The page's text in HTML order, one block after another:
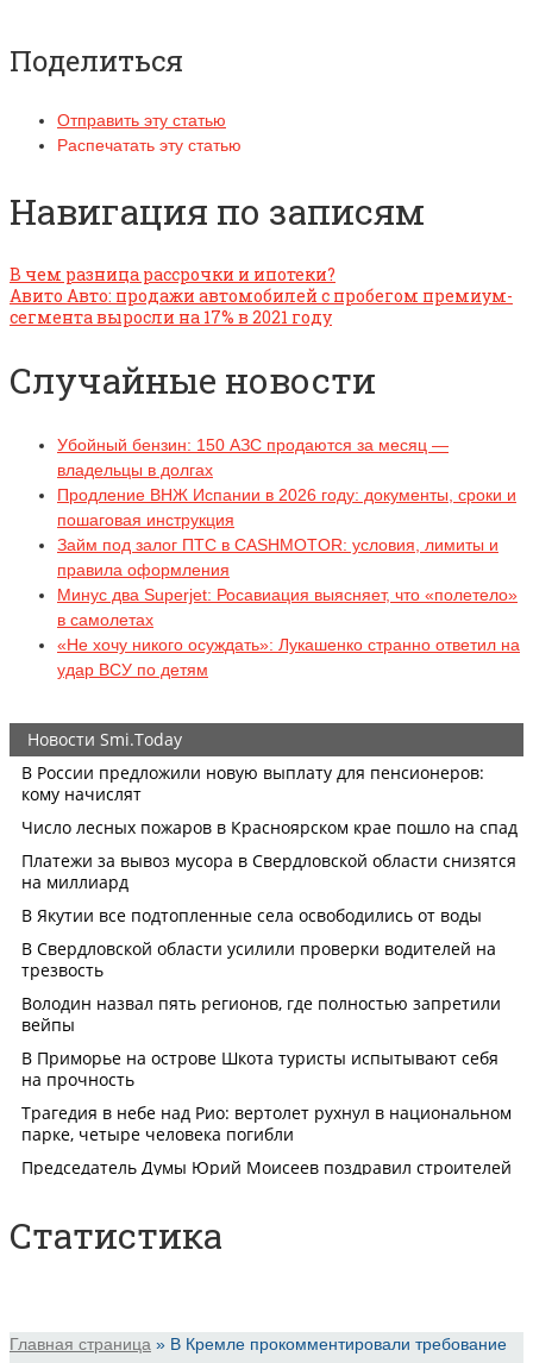
Поделиться
Отправить эту статью
Распечатать эту статью
Навигация по записям
В чем разница рассрочки и ипотеки?
Авито Авто: продажи автомобилей с пробегом премиум-
сегмента выросли на 17% в 2021 году
Случайные новости
Убойный бензин: 150 АЗС продаются за месяц —
владельцы в долгах
Продление ВНЖ Испании в 2026 году: документы, сроки и
пошаговая инструкция
Займ под залог ПТС в CASHMOTOR: условия, лимиты и
правила оформления
Минус два Superjet: Росавиация выясняет, что «полетело»
в самолетах
«Не хочу никого осуждать»: Лукашенко странно ответил на
удар ВСУ по детям
Статистика
Главная страница » В Кремле прокомментировали требование